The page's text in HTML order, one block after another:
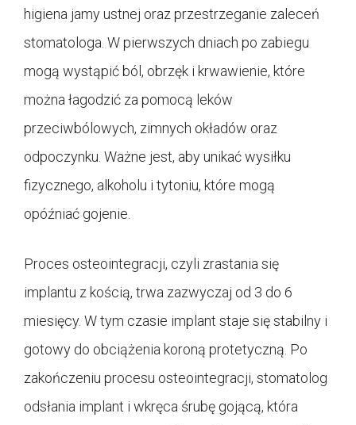
higiena jamy ustnej oraz przestrzeganie zaleceń
stomatologa. W pierwszych dniach po zabiegu
mogą wystąpić ból, obrzęk i krwawienie, które
można łagodzić za pomocą leków
przeciwbólowych, zimnych okładów oraz
odpoczynku. Ważne jest, aby unikać wysiłku
fizycznego, alkoholu i tytoniu, które mogą
opóźniać gojenie
Proces osteointegracji, czyli zrastania się
implantu z kością, trwa zazwyczaj od 3 do 6
miesięcy. W tym czasie implant staje się stabilny i
gotowy do obciążenia koroną protetyczną. Po
zakończeniu procesu osteointegracji, stomatolog
odsłania implant i wkręca śrubę gojącą, która